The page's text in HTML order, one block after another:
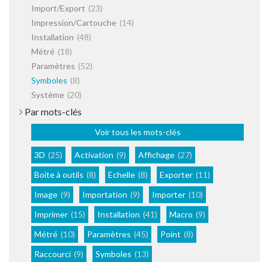
Import/Export (23)
Impression/Cartouche (14)
Installation (48)
Métré (18)
Paramètres (52)
Symboles (8)
Système (20)
Par mots-clés
Voir tous les mots-clés
3D (25) Activation (9) Affichage (27)
Boite à outils (8) Echelle (8) Exporter (11)
Image (9) Importation (9) Importer (10)
Imprimer (15) Installation (41) Macro (9)
Métré (10) Paramètres (45) Point (8)
Raccourci (9) Symboles (13)